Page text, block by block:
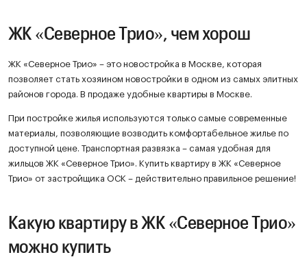
ЖК «Северное Трио», чем хорош
ЖК «Северное Трио» – это новостройка в Москве, которая
позволяет стать хозяином новостройки в одном из самых элитных
районов города. В продаже удобные квартиры в Москве.
При постройке жилья используются только самые современные
материалы, позволяющие возводить комфортабельное жилье по
доступной цене. Транспортная развязка – самая удобная для
жильцов ЖК «Северное Трио». Купить квартиру в ЖК «Северное
Трио» от застройщика ОСК – действительно правильное решение!
Какую квартиру в ЖК «Северное Трио»
можно купить